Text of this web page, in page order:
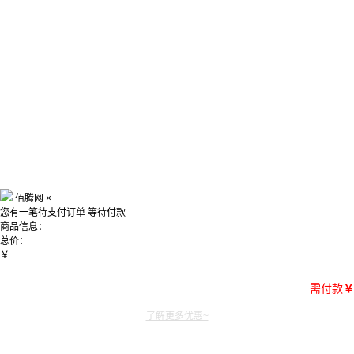
佰腾网 ×
您有一笔待支付订单 等待付款
商品信息：
总价：
￥
需付款￥
了解更多优惠~